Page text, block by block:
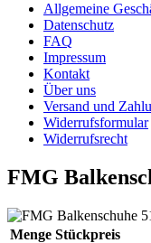
Allgemeine
Datenschutz
FAQ
Impressum
Kontakt
Über uns
Versand und
Widerrufsformular
Widerrufsrecht
FMG
Menge Stückpreis